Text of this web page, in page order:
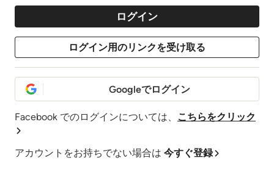
Googleでログイン
Facebook でのログインについては、 こちらをクリック
アカウントをお持ちでない場合は 今すぐ登録